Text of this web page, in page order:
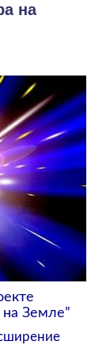
на
Земле”